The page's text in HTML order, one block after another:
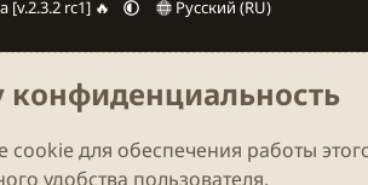
[v.2.3.2 rc1] 🔥 Русский (RU)
cookieдля обеспечения работы
удобства пользователя.